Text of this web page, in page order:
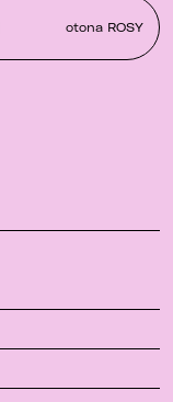
otona ROSY